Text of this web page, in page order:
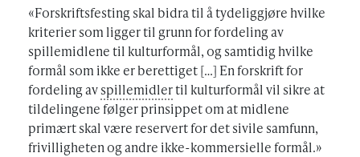
«Forskriftsfesting skal bidra til å tydeliggjøre hvilke
kriterier som ligger til grunn for fordeling av
spillemidlene til kulturformål, og samtidig hvilke
formål som ikke er berettiget […] En forskrift for
fordeling avspillemidlertil kulturformål vil sikre at
tildelingene følger prinsippet om at midlene
primært skal være reservert for det sivile samfunn,
frivilligheten og andre ikke-kommersielle formål.»